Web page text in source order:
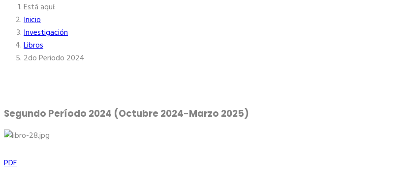
Está aquí:
Inicio
Investigación
Libros
2do Periodo 2024
Segundo Período 2024 (Octubre 2024-Marzo 2025)
PDF